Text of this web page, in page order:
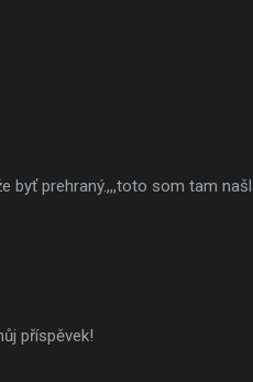
byť prehraný.,,,toto som tam
příspěvek!